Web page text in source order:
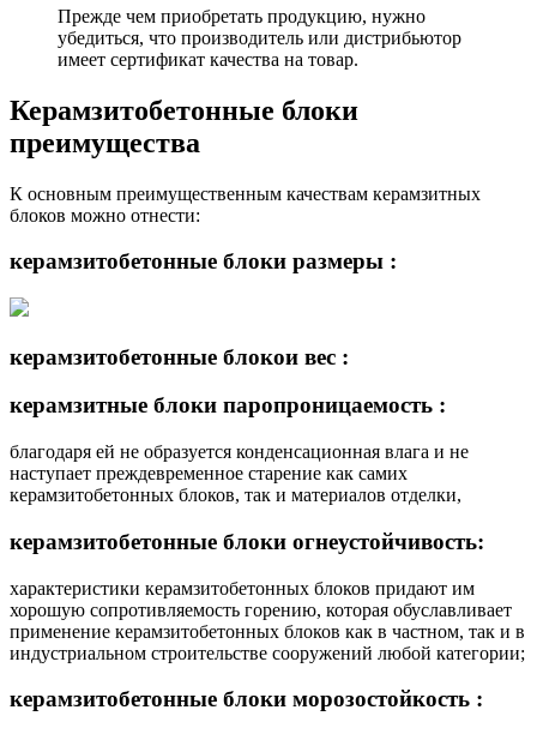
Прежде чем приобретать продукцию, нужно
убедиться, что производитель или дистрибьютор
имеет сертификат качества на товар.
Керамзитобетонные блоки
преимущества
К основным преимущественным качествам керамзитных
блоков можно отнести:
керамзитобетонные блоки размеры :
керамзитобетонные блокои вес :
керамзитные блоки паропроницаемость :
благодаря ей не образуется конденсационная влага и не
наступает преждевременное старение как самих
керамзитобетонных блоков, так и материалов отделки,
керамзитобетонные блоки огнеустойчивость:
характеристики керамзитобетонных блоков придают им
хорошую сопротивляемость горению, которая обуславливает
применение керамзитобетонных блоков как в частном, так и в
индустриальном строительстве сооружений любой категории;
керамзитобетонные блоки морозостойкость :